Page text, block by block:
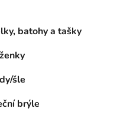
batohy a tašky
šle
brýle